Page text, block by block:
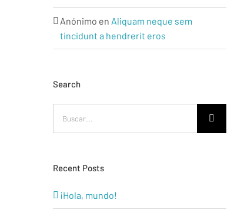
Anónimo en Aliquam neque sem
tincidunt a hendrerit eros
Search
Recent Posts
¡Hola, mundo!